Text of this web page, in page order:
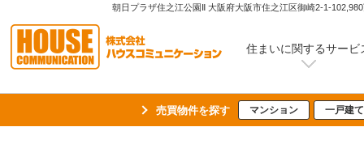
朝日プラザ住之江公園Ⅱ 大阪府大阪市住之江区御崎2-1-
住まいに関するサービ
売買物件を探す マンション 一戸建て